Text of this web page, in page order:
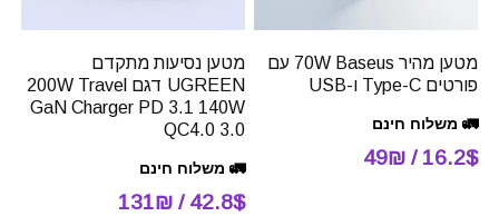
מטען מהיר 70W Baseus עם
פורטים Type-C ו-USB
🚛 משלוח חינם
16.2$ / 49₪
מטען נסיעות מתקדם
UGREEN דגם 200W Travel
GaN Charger PD 3.1 140W
QC4.0 3.0
🚛 משלוח חינם
42.8$ / 131₪